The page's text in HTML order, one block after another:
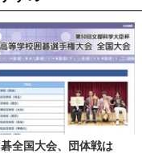
全国大会、団体戦は